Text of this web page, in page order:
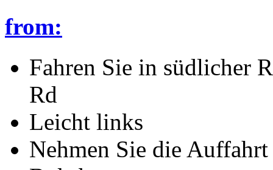
from:
Fahren Sie in südlicher
Rd
Leicht links
Nehmen Sie die